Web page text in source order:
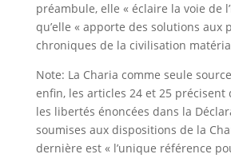
préambule, elle « éclaire la voie de
qu’elle « apporte des solutions aux
chroniques de la civilisation
Note: La Charia comme seule
enfin, les articles 24 et 25 précisent
les libertés énoncées dans la
soumises aux dispositions de la
dernière est « l’unique référence